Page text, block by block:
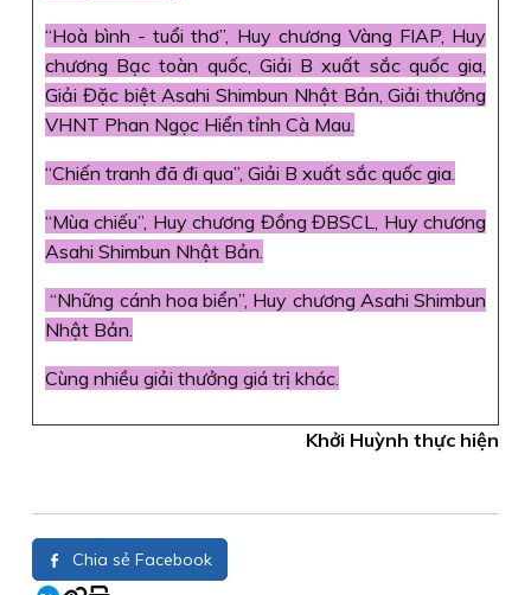
“Hoà bình - tuổi thơ”, Huy chương Vàng FIAP, Huy
chương Bạc toàn quốc, Giải B xuất sắc quốc gia,
Giải Đặc biệt Asahi Shimbun Nhật Bản, Giải thưởng
VHNT Phan Ngọc Hiển tỉnh Cà Mau.
“Chiến tranh đã đi qua”, Giải B xuất sắc quốc gia.
“Mùa chiếu”, Huy chương Đồng ĐBSCL, Huy chương
Asahi Shimbun Nhật Bản.
“Những cánh hoa biển”, Huy chương Asahi Shimbun
Nhật Bản.
Cùng nhiều giải thưởng giá trị khác.
Khởi Huỳnh thực hiện
Chia sẻ Facebook